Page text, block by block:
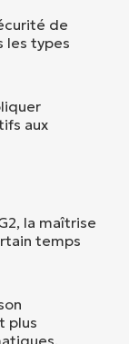
de
les types
aux
la maîtrise
temps
plus